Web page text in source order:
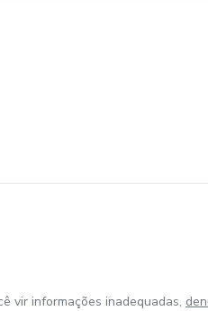
vir informações inadequadas,